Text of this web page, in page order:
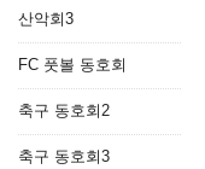
산악회3
FC 풋볼 동호회
축구 동호회2
축구 동호회3